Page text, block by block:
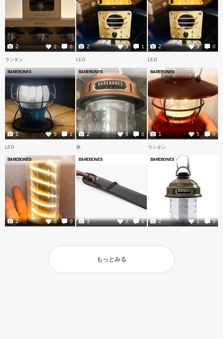
2 0
2 3 1
2 3 0
2
ランタン
BAREBONES
5 1
1
LED
BAREBONES
5 0
2
LED
BAREBONES
5 0
1
LED
BAREBONES
5 0
2
斧
BAREBONES
2 0
3
ランタン
BAREBONES
1 0
2
もっとみる